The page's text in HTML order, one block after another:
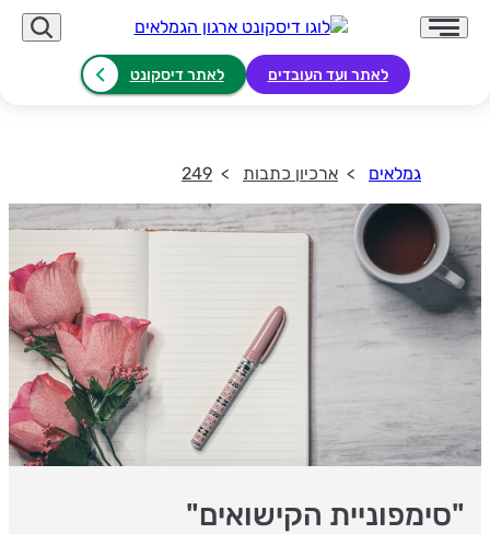
לאתר ועד העובדים לאתר דיסקונט
גמלאים ארכיון כתבות 249
"סימפוניית הקישואים"